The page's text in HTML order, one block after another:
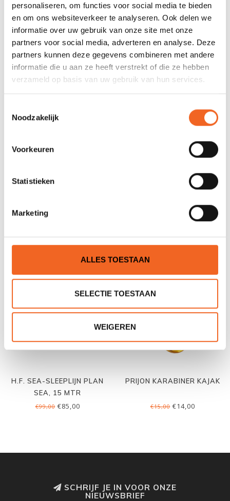
personaliseren, om functies voor social media te bieden
en om ons websiteverkeer te analyseren. Ook delen we
informatie over uw gebruik van onze site met onze
partners voor social media, adverteren en analyse. Deze
partners kunnen deze gegevens combineren met andere
informatie die u aan ze heeft verstrekt of die ze hebben
verzameld op basis van uw gebruik van hun services.
Noodzakelijk
Voorkeuren
Statistieken
Marketing
ALLES TOESTAAN
SELECTIE TOESTAAN
WEIGEREN
0 sterren op basis van 0 beoordelingen
JE BEOORDELING TOEVOEGEN
GERELATEERDE PRODUCTEN
TOWLINE, 15 MTR
PALM SEA-SLEEPLIJN
QUICK TOW BELT, 10 MTR
H.F. SEA-SLEEPLIJN PLAN
SEA, 15 MTR
€99,00€85,00
PRIJON KARABINER KAJAK
€15,00€14,00
SCHRIJF JE IN VOOR ONZE
NIEUWSBRIEF